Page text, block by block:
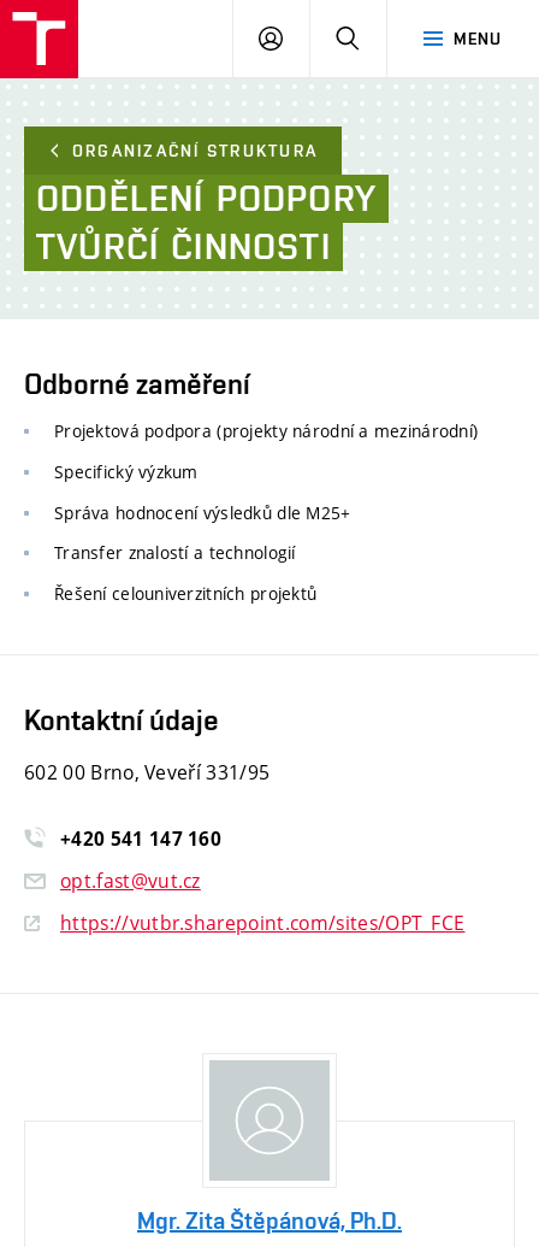
Brno
MENU
PŘIHLÁSIT
ORGANIZAČNÍ STRUKTURA
ODDĚLENÍ PODPORY
TVŮRČÍ ČINNOSTI
Odborné zaměření
Projektová podpora (projekty národní a mezinárodní)
Specifický výzkum
Správa hodnocení výsledků dle M25+
Transfer znalostí a technologií
Řešení celouniverzitních projektů
Kontaktní údaje
602 00 Brno, Veveří 331/95
+420 541 147160
opt.fast@vut.cz
https://vutbr.sharepoint.com/sites/OPT_FCE
Mgr. Zita Štěpánová, Ph.D.